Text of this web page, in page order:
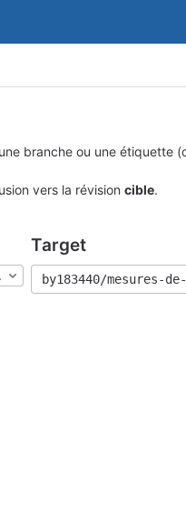
branche ou une étiquette
vers la révision cible.
Target
by183440/mesures-